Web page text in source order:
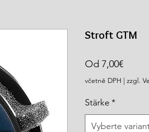
Stroft GTM
Od 7,00€
cena
včetně DPH | zzgl.
Stärke *
Vyberte